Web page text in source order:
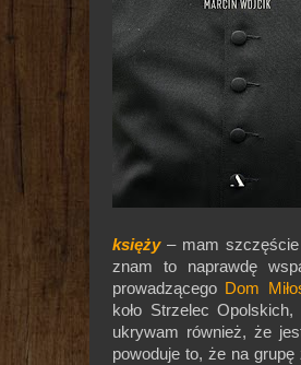
księży– mam szczęście
znam to naprawdę
prowadzącego Dom
koło Strzelec
ukrywam również, że
powoduje to, że na